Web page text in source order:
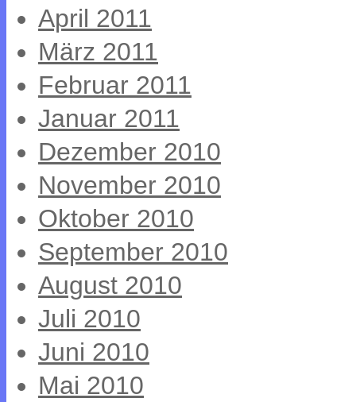
April 2011
März 2011
Februar 2011
Januar 2011
Dezember 2010
November 2010
Oktober 2010
September 2010
August 2010
Juli 2010
Juni 2010
Mai 2010